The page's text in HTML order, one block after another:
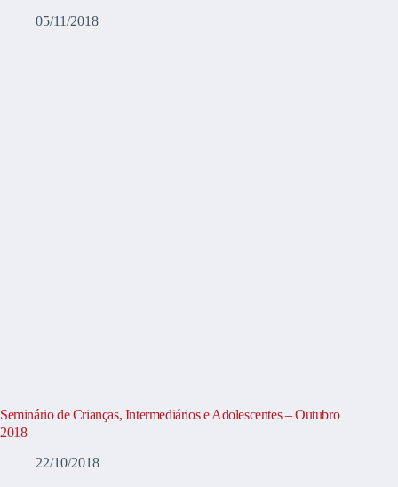
05/11/2018
Seminário de Crianças, Intermediários e Adolescentes – Outubro
2018
22/10/2018